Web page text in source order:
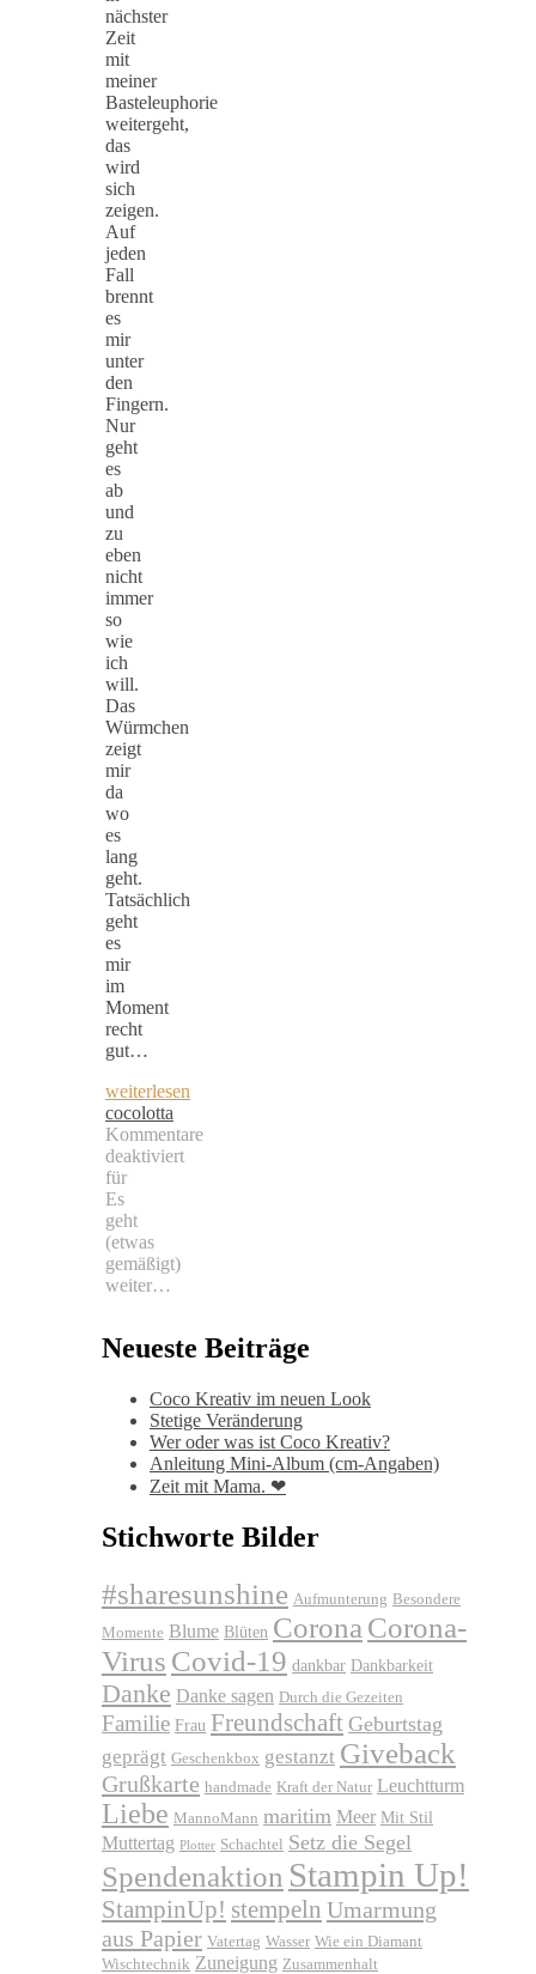
nächster
Zeit
mit
meiner
Basteleuphorie
weitergeht,
das
wird
sich
zeigen.
Auf
jeden
Fall
brennt
es
mir
unter
den
Fingern.
Nur
geht
es
ab
und
zu
eben
nicht
immer
so
wie
ich
will.
Das
Würmchen
zeigt
mir
da
wo
es
lang
geht.
Tatsächlich
geht
es
mir
im
Moment
recht
gut…
weiterlesen
cocolotta
Kommentare
deaktiviert
für
Es
geht
(etwas
gemäßigt)
weiter…
Neueste Beiträge
Coco Kreativ im neuen Look
Stetige Veränderung
Wer oder was ist Coco Kreativ?
Anleitung Mini-Album (cm-Angaben)
Zeit mit Mama. ❤
Stichworte Bilder
#sharesunshine Aufmunterung Besondere
Momente Blume Blüten Corona Corona-
Virus Covid-19 dankbar Dankbarkeit
Danke Danke sagen Durch die Gezeiten
Familie Frau Freundschaft Geburtstag
geprägt Geschenkbox gestanzt Giveback
Grußkarte handmade Kraft der Natur Leuchtturm
Liebe MannoMann maritim Meer Mit Stil
Muttertag Plotter Schachtel Setz die Segel
Spendenaktion Stampin Up!
StampinUp! stempeln Umarmung
aus Papier Vatertag Wasser Wie ein Diamant
Wischtechnik Zuneigung Zusammenhalt